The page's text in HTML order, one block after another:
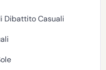
Dibattito Casuali